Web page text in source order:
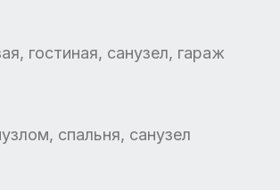
гостиная, санузел, гараж
спальня, санузел